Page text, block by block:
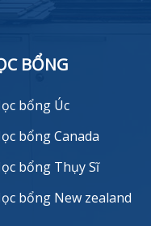
BỔNG
bổng Úc
bổng Canada
bổng Thụy Sĩ
bổng New zealand